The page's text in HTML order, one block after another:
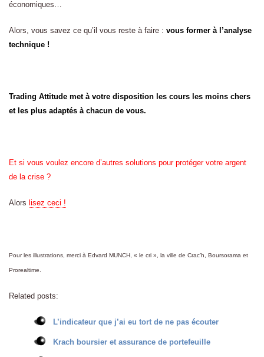
économiques…
Alors, vous savez ce qu’il vous reste à faire : vous former à l’analyse
technique !
Trading Attitude met à votre disposition les cours les moins chers
et les plus adaptés à chacun de vous.
Et si vous voulez encore d’autres solutions pour protéger votre argent
de la crise ?
Alors lisez ceci !
Pour les illustrations, merci à Edvard MUNCH, « le cri », la ville de Crac’h, Boursorama et
Prorealtime.
Related posts:
L’indicateur que j’ai eu tort de ne pas écouter
Krach boursier et assurance de portefeuille